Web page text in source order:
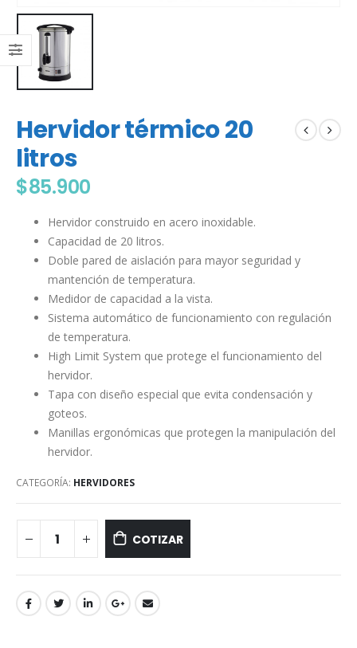
Hervidor térmico 20
litros
$85.900
Hervidor construido en acero inoxidable.
Capacidad de 20 litros.
Doble pared de aislación para mayor seguridad y
mantención de temperatura.
Medidor de capacidad a la vista.
Sistema automático de funcionamiento con regulación
de temperatura.
High Limit System que protege el funcionamiento del
hervidor.
Tapa con diseño especial que evita condensación y
goteos.
Manillas ergonómicas que protegen la manipulación del
hervidor.
CATEGORÍA: HERVIDORES
COTIZAR